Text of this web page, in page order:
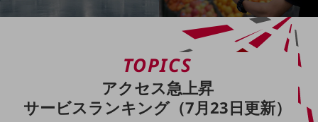
解決するヒントをお届けする記事サイト
お役立ち資料ダウンロード
トレンド記事特集
IT用語集
TOPICS
アクセス急上昇
サービスランキング（7月23日更新）